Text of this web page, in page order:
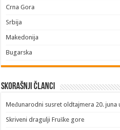
Crna Gora
Srbija
Makedonija
Bugarska
Skorašnji članci
​Međunarodni susret oldtajmera 20. juna
Skriveni dragulji Fruške gore